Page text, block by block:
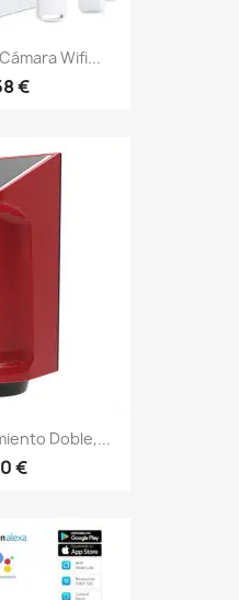
Wifi...
€
Doble,...
€